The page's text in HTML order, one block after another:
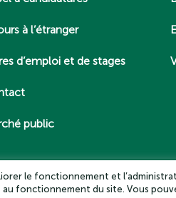
à l’étranger
d’emploi et de stages
public
le fonctionnement et
fonctionnement du site. Vous